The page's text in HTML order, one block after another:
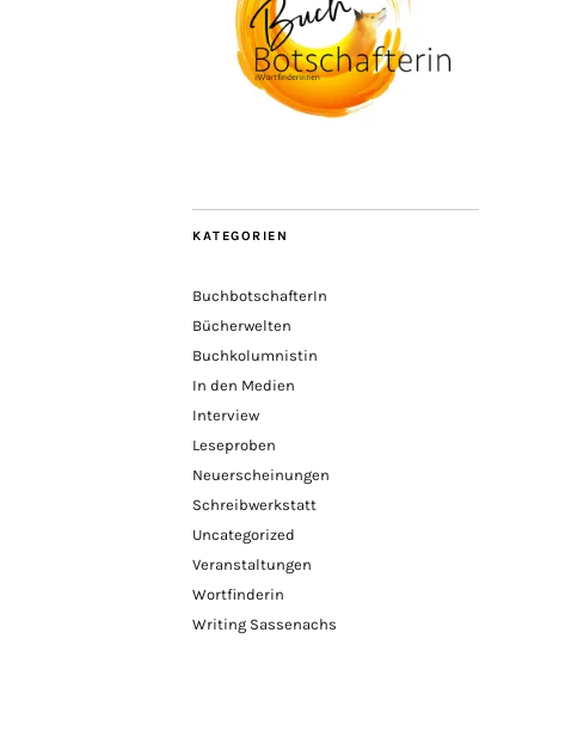
KATEGORIEN
BuchbotschafterIn
Bücherwelten
Buchkolumnistin
In den Medien
Interview
Leseproben
Neuerscheinungen
Schreibwerkstatt
Uncategorized
Veranstaltungen
Wortfinderin
Writing Sassenachs